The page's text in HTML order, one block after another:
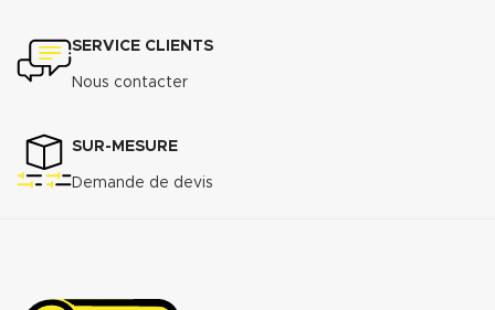
SERVICE CLIENTS
Nous contacter
SUR-MESURE
Demande de devis